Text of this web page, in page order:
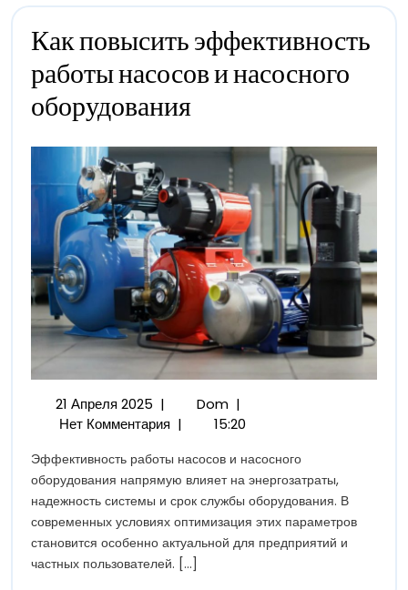
Как повысить эффективность
работы насосов и насосного
оборудованияПовысить
Работы
Насосов
И
Насосного
Оборудования
21 Апреля 202521
Апреля
| DomКак
Повысить
Работы
Насосов
И
Насосного
Оборудования
|
Нет Комментария | 15:20
Эффективность работы насосов и насосного
оборудования напрямую влияет на энергозатраты,
надежность системы и срок службы оборудования. В
современных условиях оптимизация этих параметров
становится особенно актуальной для предприятий и
частных пользователей. [...]